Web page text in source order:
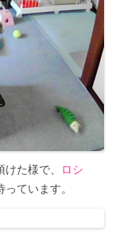
た様で、
ロシ
ています。